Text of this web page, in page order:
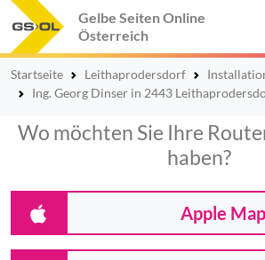
Gelbe Seiten Online
Österreich
Startseite Leithaprodersdorf
Ing. Georg Dinser in 2443
Wo möchten Sie Ihre
haben?
Apple